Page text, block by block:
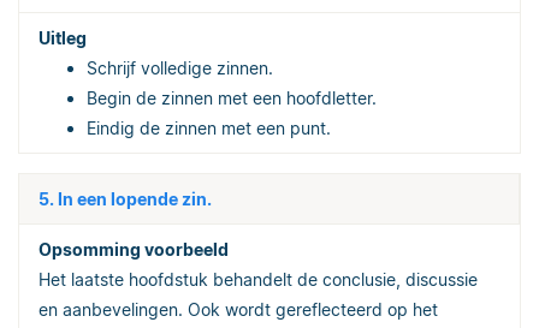
Schrijf volledige zinnen.
Begin de zinnen met een hoofdletter.
Eindig de zinnen met een punt.
5. In een lopende zin.
Het laatste hoofdstuk behandelt de conclusie, discussie
en aanbevelingen. Ook wordt gereflecteerd op het